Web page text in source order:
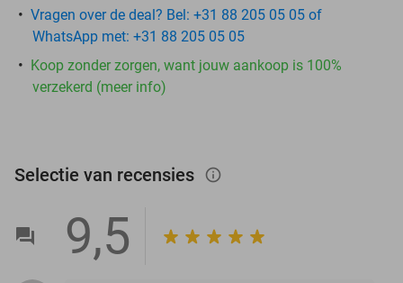
Vragen over de deal? Bel: +31 88 205 05 05 of
WhatsApp met: +31 88 205 05 05
Koop zonder zorgen, want jouw aankoop is 100%
verzekerd (meer info)
Selectie van recensies info_outlined
9,5